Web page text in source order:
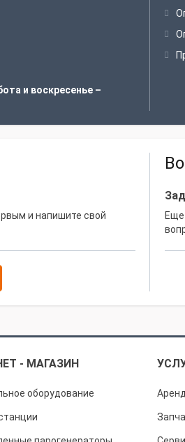
и воскресенье –
и напишите свой
Еще
- МАГАЗИН
оборудование